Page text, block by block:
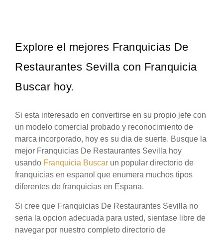
Explore el mejores Franquicias De
Restaurantes Sevilla con Franquicia
Buscar hoy.
Si esta interesado en convertirse en su propio jefe con
un modelo comercial probado y reconocimiento de
marca incorporado, hoy es su dia de suerte. Busque la
mejor Franquicias De Restaurantes Sevilla hoy
usando Franquicia Buscar un popular directorio de
franquicias en espanol que enumera muchos tipos
diferentes de franquicias en Espana.
Si cree que Franquicias De Restaurantes Sevilla no
seria la opcion adecuada para usted, sientase libre de
navegar por nuestro completo directorio de